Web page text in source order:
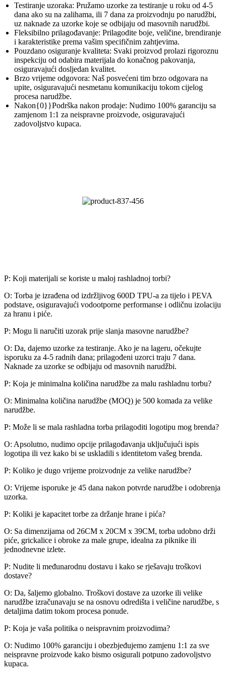
Testiranje uzoraka: Pružamo uzorke za testiranje u roku od 4-5
dana ako su na zalihama, ili 7 dana za proizvodnju po narudžbi,
uz naknade za uzorke koje se odbijaju od masovnih narudžbi.
Fleksibilno prilagođavanje: Prilagodite boje, veličine, brendiranje
i karakteristike prema vašim specifičnim zahtjevima.
Pouzdano osiguranje kvaliteta: Svaki proizvod prolazi rigoroznu
inspekciju od odabira materijala do konačnog pakovanja,
osiguravajući dosljedan kvalitet.
Brzo vrijeme odgovora: Naš posvećeni tim brzo odgovara na
upite, osiguravajući nesmetanu komunikaciju tokom cijelog
procesa narudžbe.
Nakon{0}}Podrška nakon prodaje: Nudimo 100% garanciju sa
zamjenom 1:1 za neispravne proizvode, osiguravajući
zadovoljstvo kupaca.
P: Koji materijali se koriste u maloj rashladnoj torbi?
O: Torba je izrađena od izdržljivog 600D TPU-a za tijelo i PEVA
podstave, osiguravajući vodootporne performanse i odličnu izolaciju
za hranu i piće.
P: Mogu li naručiti uzorak prije slanja masovne narudžbe?
O: Da, dajemo uzorke za testiranje. Ako je na lageru, očekujte
isporuku za 4-5 radnih dana; prilagođeni uzorci traju 7 dana.
Naknade za uzorke se odbijaju od masovnih narudžbi.
P: Koja je minimalna količina narudžbe za malu rashladnu torbu?
O: Minimalna količina narudžbe (MOQ) je 500 komada za velike
narudžbe.
P: Može li se mala rashladna torba prilagoditi logotipu mog brenda?
O: Apsolutno, nudimo opcije prilagođavanja uključujući ispis
logotipa ili vez kako bi se uskladili s identitetom vašeg brenda.
P: Koliko je dugo vrijeme proizvodnje za velike narudžbe?
O: Vrijeme isporuke je 45 dana nakon potvrde narudžbe i odobrenja
uzorka.
P: Koliki je kapacitet torbe za držanje hrane i pića?
O: Sa dimenzijama od 26CM x 20CM x 39CM, torba udobno drži
piće, grickalice i obroke za male grupe, idealna za piknike ili
jednodnevne izlete.
P: Nudite li međunarodnu dostavu i kako se rješavaju troškovi
dostave?
O: Da, šaljemo globalno. Troškovi dostave za uzorke ili velike
narudžbe izračunavaju se na osnovu odredišta i veličine narudžbe, s
detaljima datim tokom procesa ponude.
P: Koja je vaša politika o neispravnim proizvodima?
O: Nudimo 100% garanciju i obezbjeđujemo zamjenu 1:1 za sve
neispravne proizvode kako bismo osigurali potpuno zadovoljstvo
kupaca.